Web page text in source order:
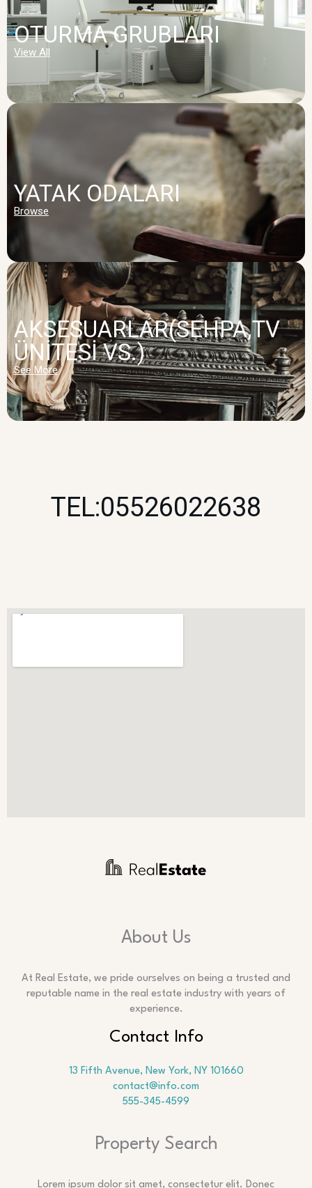
OTURMA GRUBLARI
View All
YATAK ODALARI
Browse
AKSESUARLAR(SEHPA,TV
ÜNİTESİ VS.)
See More
TEL:05526022638
About Us
At Real Estate, we pride ourselves on being a trusted and
reputable name in the real estate industry with years of
experience.
Contact Info
13 Fifth Avenue, New York, NY 101660
contact@info.com
555-345-4599
Property Search
Lorem ipsum dolor sit amet, consectetur elit. Donec